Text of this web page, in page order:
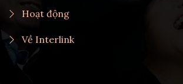
Hoạt động
Về Interlink